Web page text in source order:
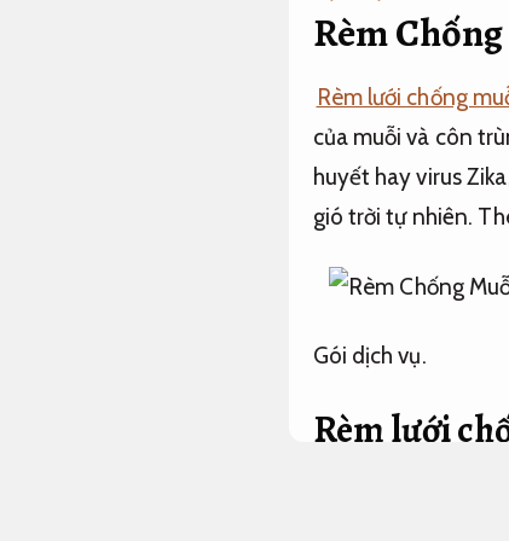
Rèm
Rèm lưới chống
của muỗi và côn
huyết hay virus
gió trời tự nhiên.
Gói dịch vụ.
Rèm lưới